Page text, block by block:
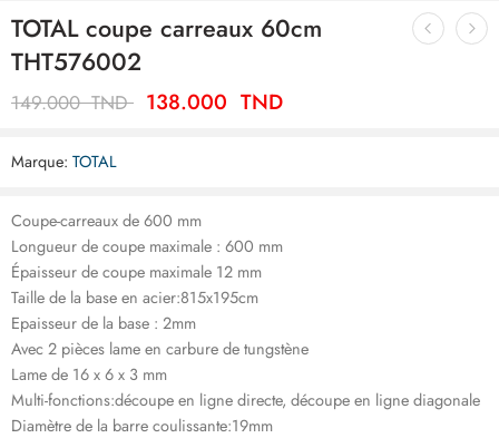
TOTAL coupe carreaux 60cm
THT576002
149.000TND 138.000 TND
Marque: TOTAL
Coupe-carreaux de 600 mm
Longueur de coupe maximale : 600 mm
Épaisseur de coupe maximale 12 mm
Taille de la base en acier:815x195cm
Epaisseur de la base : 2mm
Avec 2 pièces lame en carbure de tungstène
Lame de 16 x 6 x 3 mm
Multi-fonctions:découpe en ligne directe, découpe en ligne diagonale
Diamètre de la barre coulissante:19mm